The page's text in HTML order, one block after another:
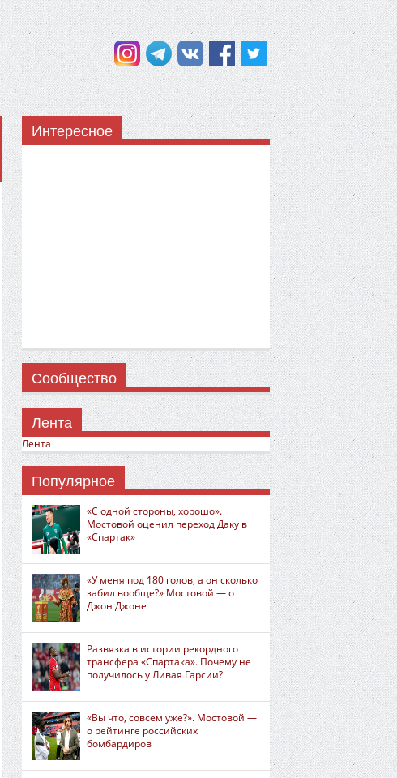
Интересное
Сообщество
Лента
Лента
Популярное
«С одной стороны, хорошо».
Мостовой оценил переход Даку в
«Спартак»
«У меня под 180 голов, а он сколько
забил вообще?» Мостовой — о
Джон Джоне
Развязка в истории рекордного
трансфера «Спартака». Почему не
получилось у Ливая Гарсии?
«Вы что, совсем уже?». Мостовой —
о рейтинге российских
бомбардиров